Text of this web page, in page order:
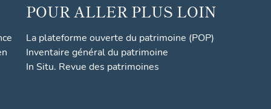
POUR ALLER PLUS LOIN
La plateforme ouverte du patrimoine (POP)
Inventaire général du patrimoine
In Situ. Revue des patrimoines